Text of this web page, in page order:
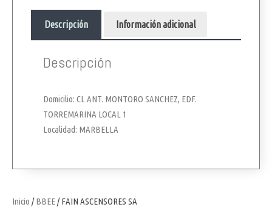
Inicio /BBEE/ FAIN ASCENSORES SA
Descripción Información adicional
Descripción
Domicilio: CL ANT. MONTORO SANCHEZ, EDF.
TORREMARINA LOCAL 1
Localidad: MARBELLA